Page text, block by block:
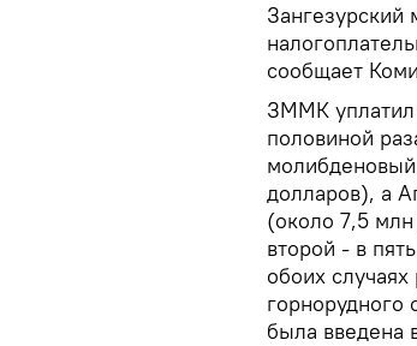
сообщает
ЗММК
половиной
долларов), а
(около 7,5
второй - в
обоих
горнорудного
была введена